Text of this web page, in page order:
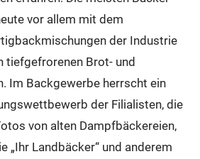
vor allem mit dem
der Industrie
tiefgefrorenen Brot- und
Im Backgewerbe herrscht ein
der Filialisten, die
von alten Dampfbäckereien,
„Ihr Landbäcker“ und anderem